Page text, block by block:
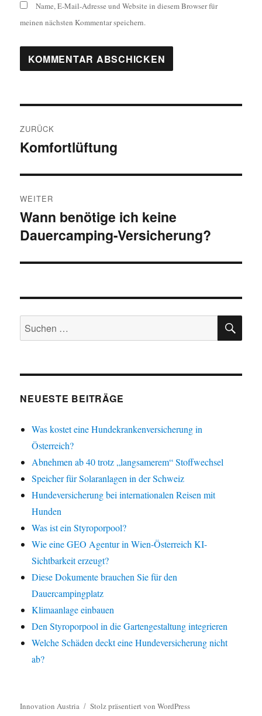
Name, E-Mail-Adresse und Website in diesem Browser für
meinen nächsten Kommentar speichern.
ZURÜCK
Vorheriger
Komfortlüftung
WEITER
Nächster
Beitrag:
Wann benötige ich keine
Dauercamping-Versicherung?
Suchen
nach:
NEUESTE BEITRÄGE
Was kostet eine Hundekrankenversicherung in
Österreich?
Abnehmen ab 40 trotz „langsamerem“ Stoffwechsel
Speicher für Solaranlagen in der Schweiz
Hundeversicherung bei internationalen Reisen mit
Hunden
Was ist ein Styroporpool?
Wie eine GEO Agentur in Wien-Österreich KI-
Sichtbarkeit erzeugt?
Diese Dokumente brauchen Sie für den
Dauercampingplatz
Klimaanlage einbauen
Den Styroporpool in die Gartengestaltung integrieren
Welche Schäden deckt eine Hundeversicherung nicht
ab?
Innovation Austria Stolz präsentiert von WordPress